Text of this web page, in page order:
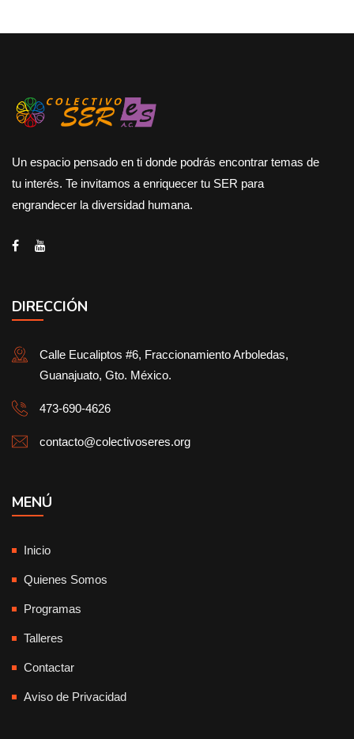
Un espacio pensado en ti donde podrás encontrar temas de
tu interés. Te invitamos a enriquecer tu SER para
engrandecer la diversidad humana.
DIRECCIÓN
Calle Eucaliptos #6, Fraccionamiento Arboledas,
Guanajuato, Gto. México.
473-690-4626
contacto@colectivoseres.org
MENÚ
Inicio
Quienes Somos
Programas
Talleres
Contactar
Aviso de Privacidad